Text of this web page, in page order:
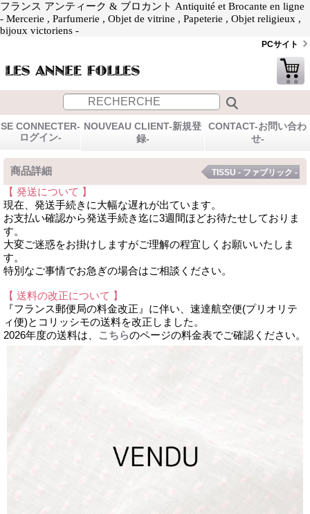
フランス アンティーク & ブロカント Antiquité et Brocante en ligne
- Mercerie , Parfumerie , Objet de vitrine , Papeterie , Objet religieux ,
bijoux victoriens -
PCサイト
SE CONNECTER-
ログイン-
NOUVEAU CLIENT-新規登
録-
CONTACT-お問い合わ
せ-
商品詳細 TISSU - ファブリック -
【 発送について 】
現在、発送手続きに大幅な遅れが出ています。
お支払い確認から発送手続き迄に3週間ほどお待たせしておりま
す。
大変ご迷惑をお掛けしますがご理解の程宜しくお願いいたしま
す。
特別なご事情でお急ぎの場合はご相談ください。
【 送料の改正について 】
『フランス郵便局の料金改正』に伴い、速達航空便(プリオリテ
ィ便)とコリッシモの送料を改正しました。
2026年度の送料は、
こちらのページの料金表でご確認ください。